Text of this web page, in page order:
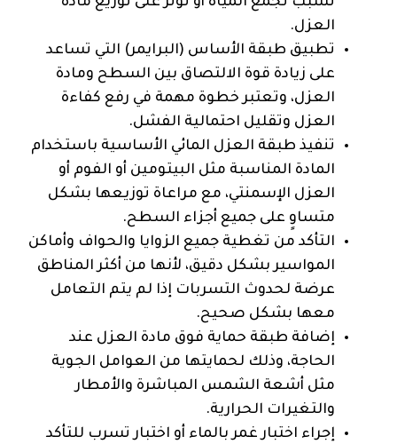
العزل.
تطبيق طبقة الأساس (البرايمر) التي تساعد
على زيادة قوة الالتصاق بين السطح ومادة
العزل، وتعتبر خطوة مهمة في رفع كفاءة
العزل وتقليل احتمالية الفشل.
تنفيذ طبقة العزل المائي الأساسية باستخدام
المادة المناسبة مثل البيتومين أو الفوم أو
العزل الإسمنتي، مع مراعاة توزيعها بشكل
متساوٍ على جميع أجزاء السطح.
التأكد من تغطية جميع الزوايا والحواف وأماكن
المواسير بشكل دقيق، لأنها من أكثر المناطق
عرضة لحدوث التسربات إذا لم يتم التعامل
معها بشكل صحيح.
إضافة طبقة حماية فوق مادة العزل عند
الحاجة، وذلك لحمايتها من العوامل الجوية
مثل أشعة الشمس المباشرة والأمطار
والتغيرات الحرارية.
إجراء اختبار غمر بالماء أو اختبار تسرب للتأكد